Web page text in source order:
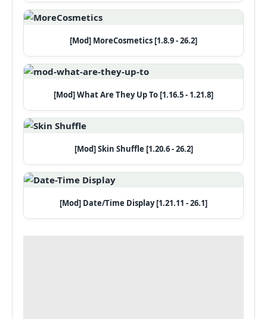
[Mod] MoreCosmetics [1.8.9 - 26.2]
[Mod] What Are They Up To [1.16.5 - 1.21.8]
[Mod] Skin Shuffle [1.20.6 - 26.2]
[Mod] Date/Time Display [1.21.11 - 26.1]